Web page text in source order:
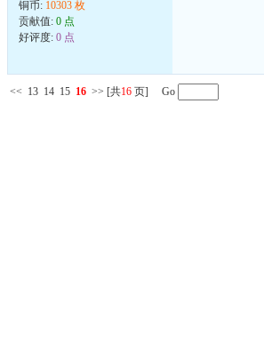
铜币: 10303 枚
贡献值: 0 点
好评度: 0 点
<< 13 14 15 16 >> [共16 页] Go